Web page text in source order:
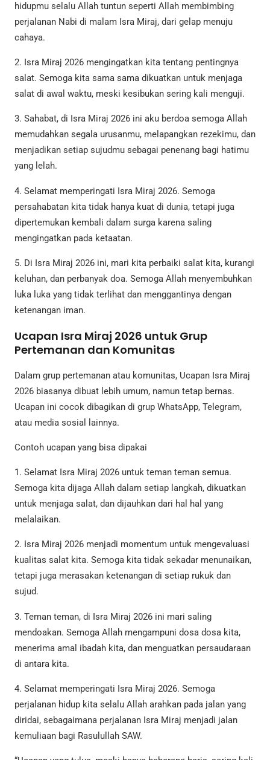
hidupmu selalu Allah tuntun seperti Allah membimbing
perjalanan Nabi di malam Isra Miraj, dari gelap menuju
cahaya.
2. Isra Miraj 2026 mengingatkan kita tentang pentingnya
salat. Semoga kita sama sama dikuatkan untuk menjaga
salat di awal waktu, meski kesibukan sering kali menguji.
3. Sahabat, di Isra Miraj 2026 ini aku berdoa semoga Allah
memudahkan segala urusanmu, melapangkan rezekimu, dan
menjadikan setiap sujudmu sebagai penenang bagi hatimu
yang lelah.
4. Selamat memperingati Isra Miraj 2026. Semoga
persahabatan kita tidak hanya kuat di dunia, tetapi juga
dipertemukan kembali dalam surga karena saling
mengingatkan pada ketaatan.
5. Di Isra Miraj 2026 ini, mari kita perbaiki salat kita, kurangi
keluhan, dan perbanyak doa. Semoga Allah menyembuhkan
luka luka yang tidak terlihat dan menggantinya dengan
ketenangan iman.
Ucapan Isra Miraj 2026 untuk Grup
Pertemanan dan Komunitas
Dalam grup pertemanan atau komunitas, Ucapan Isra Miraj
2026 biasanya dibuat lebih umum, namun tetap bernas.
Ucapan ini cocok dibagikan di grup WhatsApp, Telegram,
atau media sosial lainnya.
Contoh ucapan yang bisa dipakai
1. Selamat Isra Miraj 2026 untuk teman teman semua.
Semoga kita dijaga Allah dalam setiap langkah, dikuatkan
untuk menjaga salat, dan dijauhkan dari hal hal yang
melalaikan.
2. Isra Miraj 2026 menjadi momentum untuk mengevaluasi
kualitas salat kita. Semoga kita tidak sekadar menunaikan,
tetapi juga merasakan ketenangan di setiap rukuk dan
sujud.
3. Teman teman, di Isra Miraj 2026 ini mari saling
mendoakan. Semoga Allah mengampuni dosa dosa kita,
menerima amal ibadah kita, dan menguatkan persaudaraan
di antara kita.
4. Selamat memperingati Isra Miraj 2026. Semoga
perjalanan hidup kita selalu Allah arahkan pada jalan yang
diridai, sebagaimana perjalanan Isra Miraj menjadi jalan
kemuliaan bagi Rasulullah SAW.